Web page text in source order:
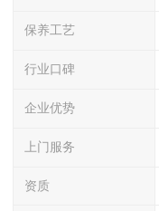
保养工艺
行业口碑
企业优势
上门服务
资质